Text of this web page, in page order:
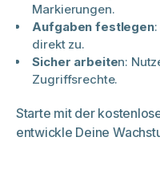
Markierungen.
Aufgaben festlegen
direkt zu.
Sicher arbeiten:
Zugriffsrechte.
Starte mit der
entwickle Deine